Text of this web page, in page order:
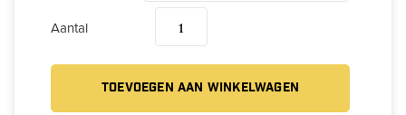
Aantal
TOEVOEGEN AAN WINKELWAGEN